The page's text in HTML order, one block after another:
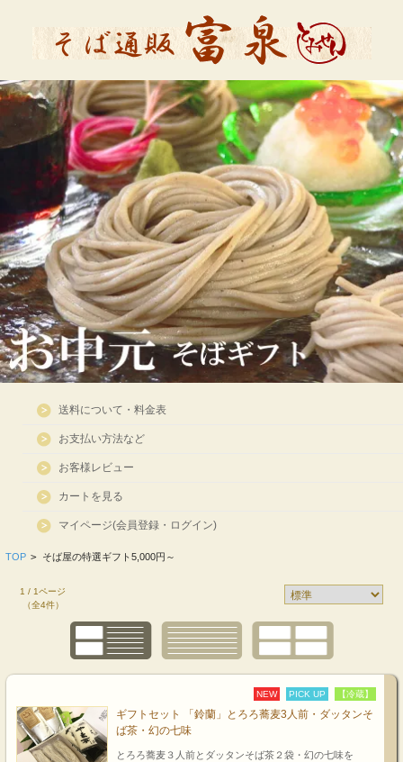
送料について・料金表
お支払い方法など
お客様レビュー
カートを見る
マイページ(会員登録・ログイン)
TOP > そば屋の特選ギフト5,000円～
1 / 1ページ
（全4件）
NEW PICK UP 【冷蔵】
ギフトセット 「鈴蘭」とろろ蕎麦3人前・ダッタンそ
ば茶・幻の七味
とろろ蕎麦３人前とダッタンそば茶２袋・幻の七味を